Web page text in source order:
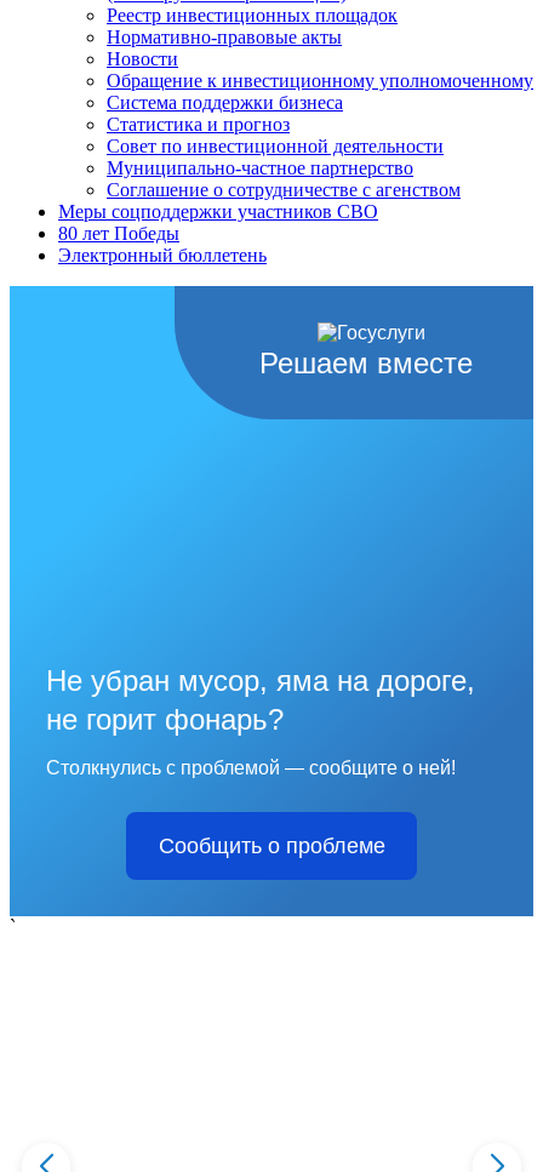
Реестр инвестиционных площадок
Нормативно-правовые акты
Новости
Обращение к инвестиционному уполномоченному
Система поддержки бизнеса
Статистика и прогноз
Совет по инвестиционной деятельности
Муниципально-частное партнерство
Соглашение о сотрудничестве с агенством
Меры соцподдержки участников СВО
80 лет Победы
Электронный бюллетень
Решаем вместе
Не убран мусор, яма на дороге,
не горит фонарь?
Столкнулись с проблемой — сообщите о ней!
Сообщить о проблеме
`